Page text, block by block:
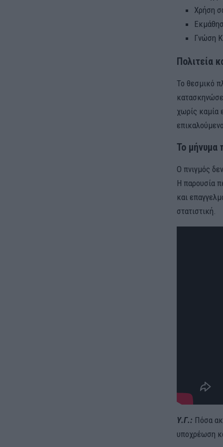
Χρήση
Γνώση
Πολιτεία
Το θεσμικό
χωρίς καμία
Το μήνυμα
Ο πνιγμός
Η παρουσία
και
στατιστική.
Υ.Γ.: Πόσα
υποχρέωση